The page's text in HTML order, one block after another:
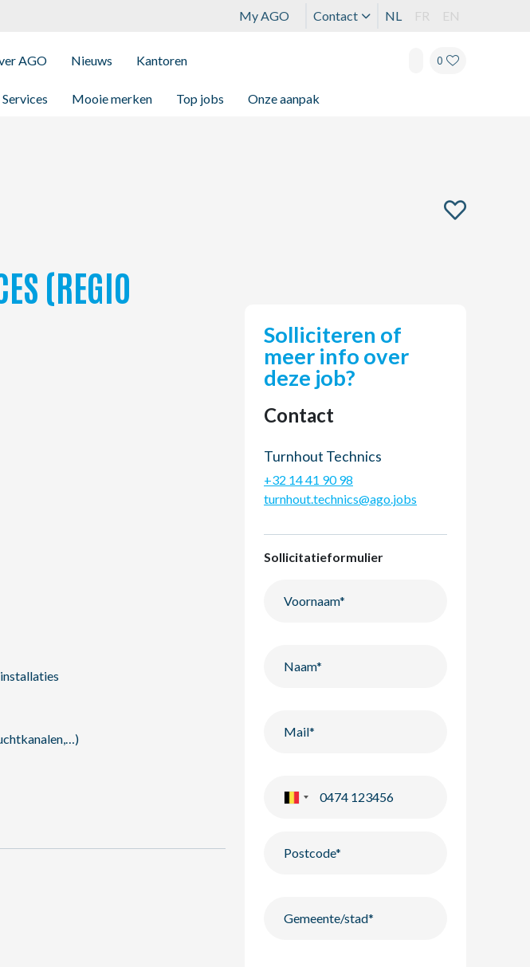
My AGO Contact NL FR EN
Mooie merken Top jobs Onze aanpak
AGO Nieuws Kantoren 0
(REGIO
Solliciteren of
meer info over
deze job?
Contact
Turnhout Technics
+32 14 41 90 98
turnhout.technics@ago.jobs
Sollicitatieformulier